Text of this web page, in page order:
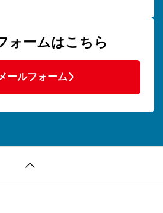
ォームはこちら
ールフォーム